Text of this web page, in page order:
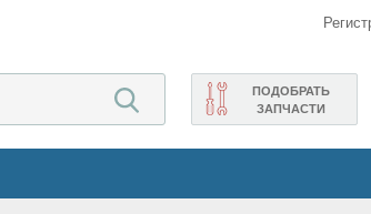
ПОДОБРАТЬ
ЗАПЧАСТИ